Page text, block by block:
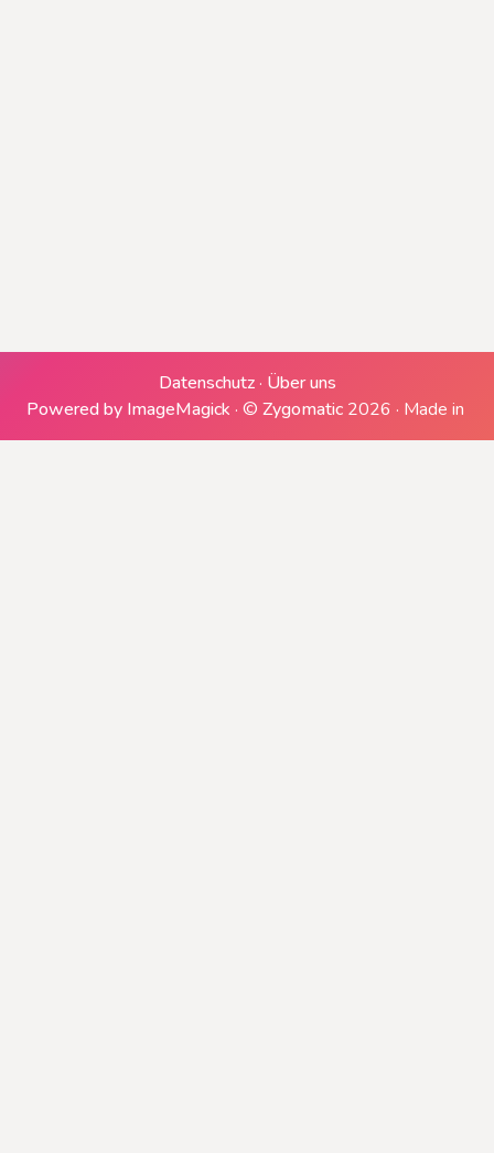
Datenschutz· Über uns
Powered by ImageMagick · © Zygomatic2026 · Made in
Downloads generieren
Erzeugen einer ZIP-Datei
Herunterladen